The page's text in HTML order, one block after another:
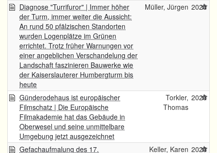
Diagnose "Turrifuror" | Immer höher
der Turm, immer weiter die Aussicht:
An rund 50 pfälzischen Standorten
wurden Logenplätze im Grünen
errichtet. Trotz früher Warnungen vor
einer angeblichen Verschandelung der
Landschaft faszinieren Bauwerke wie
der Kaiserslauterer Humbergturm bis
heute
Müller, Jürgen 2025
Günderodehaus ist europäischer
Filmschatz | Die Europäische
Filmakademie hat das Gebäude in
Oberwesel und seine unmittelbare
Umgebung jetzt ausgezeichnet
Torkler,
Thomas
2025
Gefachaufmalung des 17. Keller, Karen 2025